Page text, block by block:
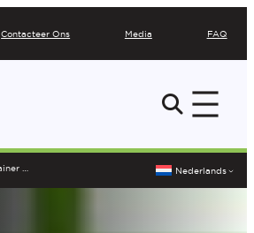
Contacteer Ons Media FAQ
20ft container tuinhuis te Wetteren Nederlands